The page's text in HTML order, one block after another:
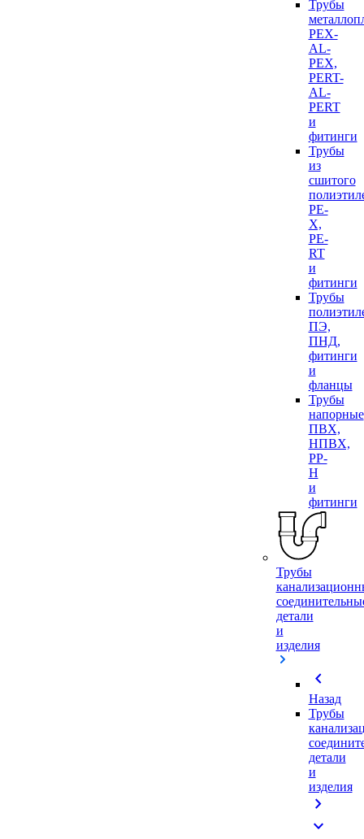
Трубы
PEX-
AL-
PEX,
PERT-
AL-
PERT
и
фитинги
Трубы
из
сшитого
PE-
X,
PE-
RT
и
фитинги
Трубы
ПЭ,
ПНД,
фитинги
и
фланцы
Трубы
напорные
ПВХ,
НПВХ,
PP-
H
и
фитинги
Трубы
детали
и
изделия
chevron_left
Назад
Трубы
детали
и
изделия
chevron_right
expand_more